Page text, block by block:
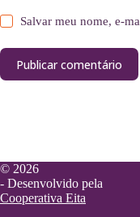
Salvar meu nome, e-
Publicar comentário
© 2026
- Desenvolvido pela
Cooperativa Eita